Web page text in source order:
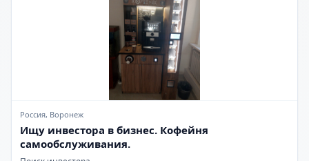
Россия, Воронеж
Ищу инвестора в бизнес. Кофейня
самообслуживания.